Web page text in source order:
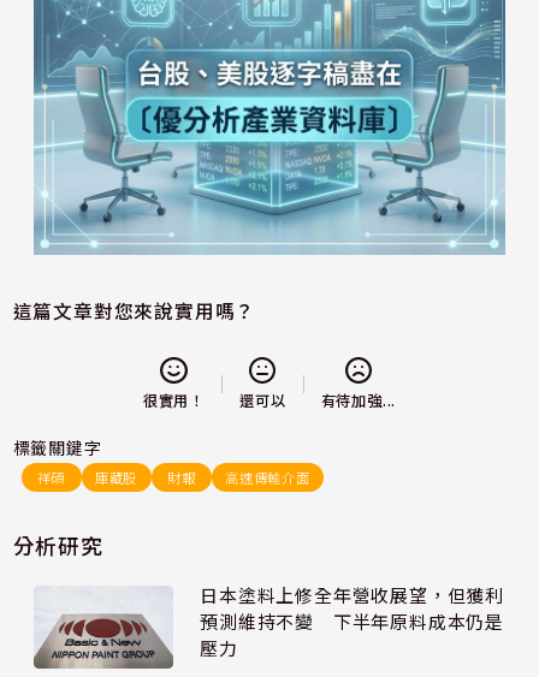
這篇文章對您來說實用嗎？
很實用！ 還可以 有待加強...
標籤關鍵字
祥碩 庫藏股 財報 高速傳輸介面
分析研究
日本塗料上修全年營收展望，但獲利
預測維持不變 下半年原料成本仍是
壓力